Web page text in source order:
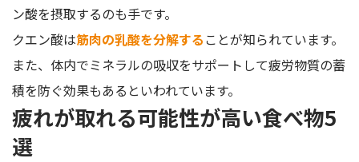
ン酸を摂取するのも手です。
クエン酸は筋肉の乳酸を分解する ことが知られています。
また、体内でミネラルの吸収をサポートして疲労物質の蓄
積を防ぐ効果もあるといわれています。
疲れが取れる可能性が高い食べ物5
選